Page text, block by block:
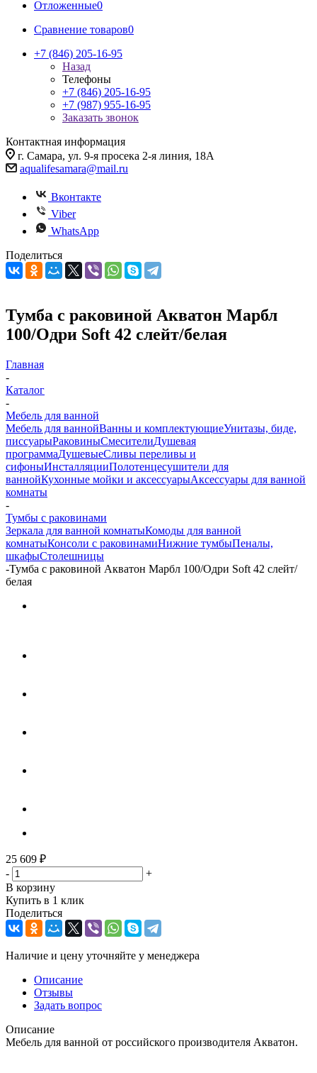
Отложенные0
Сравнение товаров0
+7 (846) 205-16-95
Назад
Телефоны
+7 (846) 205-16-95
+7 (987) 955-16-95
Заказать звонок
Контактная информация
г. Самара, ул. 9-я просека 2-я линия, 18А
aqualifesamara@mail.ru
Вконтакте
Viber
WhatsApp
Поделиться
Тумба с раковиной Акватон Марбл
100/Одри Soft 42 слейт/белая
Главная
-
Каталог
-
Мебель для ванной
Мебель для ваннойВанны и комплектующиеУнитазы, биде,
писсуарыРаковиныСмесителиДушевая
программаДушевыеСливы переливы и
сифоныИнсталляцииПолотенцесушители для
ваннойКухонные мойки и аксессуарыАксессуары для ванной
комнаты
-
Тумбы с раковинами
Зеркала для ванной комнатыКомоды для ванной
комнатыКонсоли с раковинамиНижние тумбыПеналы,
шкафыСтолешницы
-Тумба с раковиной Акватон Марбл 100/Одри Soft 42 слейт/
белая
25 609 ₽
-
+
В корзину
Купить в 1 клик
Поделиться
Наличие и цену уточняйте у менеджера
Описание
Отзывы
Задать вопрос
Описание
Мебель для ванной от российского производителя Акватон.